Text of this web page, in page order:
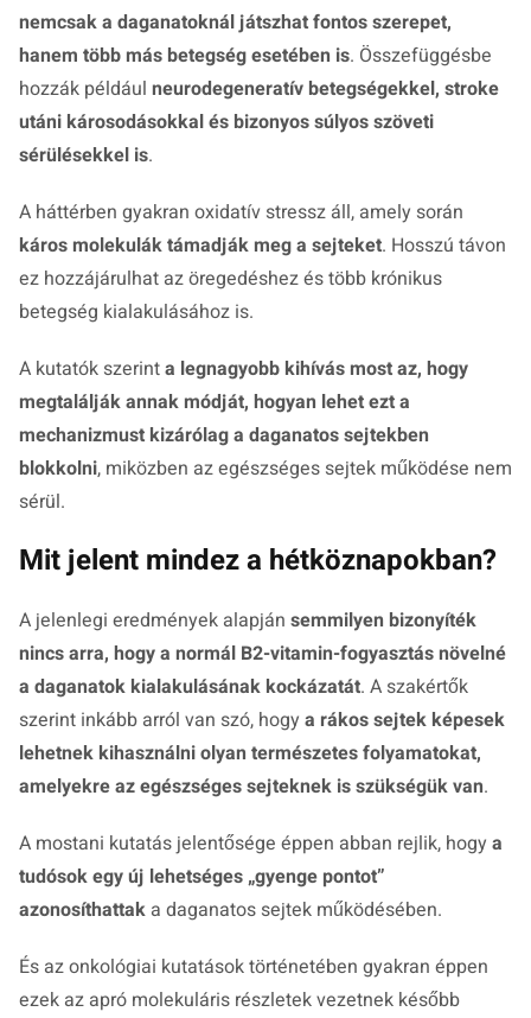
nemcsak a daganatoknál játszhat fontos szerepet,
hanem több más betegség esetében is. Összefüggésbe
hozzák például neurodegeneratív betegségekkel, stroke
utáni károsodásokkal és bizonyos súlyos szöveti
sérülésekkel is.
A háttérben gyakran oxidatív stressz áll, amely során
káros molekulák támadják meg a sejteket. Hosszú távon
ez hozzájárulhat az öregedéshez és több krónikus
betegség kialakulásához is.
A kutatók szerinta legnagyobb kihívás most az, hogy
megtalálják annak módját, hogyan lehet ezt a
mechanizmust kizárólag a daganatos sejtekben
blokkolni, miközben az egészséges sejtek működése nem
sérül.
Mit jelent mindez a hétköznapokban?
A jelenlegi eredmények alapján semmilyen bizonyíték
nincs arra, hogy a normál B2-vitamin-fogyasztás növelné
a daganatok kialakulásának kockázatát. A szakértők
szerint inkább arról van szó, hogy a rákos sejtek képesek
lehetnek kihasználni olyan természetes folyamatokat,
amelyekre az egészséges sejteknek is szükségük van.
A mostani kutatás jelentősége éppen abban rejlik, hogy a
tudósok egy új lehetséges „gyenge pontot”
azonosíthattak a daganatos sejtek működésében.
És az onkológiai kutatások történetében gyakran éppen
ezek az apró molekuláris részletek vezetnek később